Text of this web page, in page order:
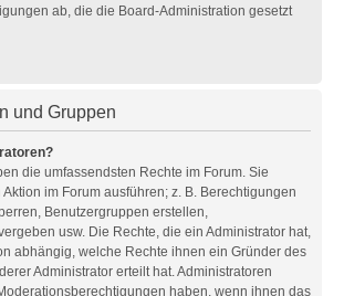
ab, die die Board-Administration gesetzt
und Gruppen
die umfassendsten Rechte im Forum. Sie
Aktion im Forum ausführen; z. B. Berechtigungen
Benutzergruppen erstellen,
usw. Die Rechte, die ein Administrator hat,
abhängig, welche Rechte ihnen ein Gründer des
Administrator erteilt hat. Administratoren
haben, wenn ihnen das